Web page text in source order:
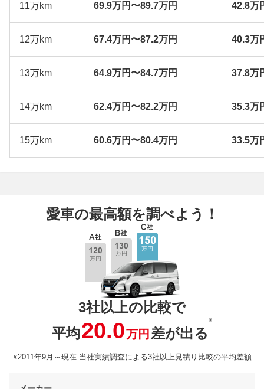
11万km 69.9万円〜89.7万円 42.8万
12万km 67.4万円〜87.2万円 40.3万
13万km 64.9万円〜84.7万円 37.8万
14万km 62.4万円〜82.2万円 35.3万
15万km 60.6万円〜80.4万円 33.5万
愛車の最高額を調べよう！
3社以上の比較で
平均20.0万円 差が出る
※
※2011年9月～現在 当社実績調査による3社以上見積り比較の平均差額